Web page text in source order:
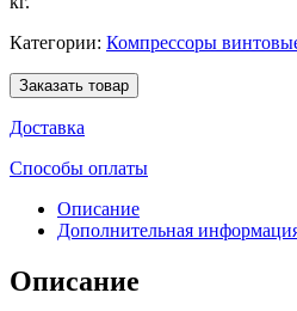
Категории: Компрессоры
Заказать товар
Доставка
Способы оплаты
Описание
Дополнительная
Описание